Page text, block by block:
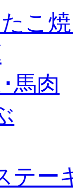
こ
馬肉
テー